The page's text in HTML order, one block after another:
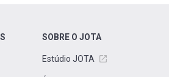
SOBRE O JOTA
Estúdio JOTA